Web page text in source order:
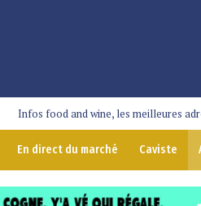
Infos food and wine, les meilleures
En direct du marché Caviste